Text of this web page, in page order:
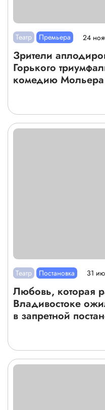
Театр Премьера 24
Зрители
Горького
комедию Мольера
Театр Постановка 31
Любовь, которая
Владивостоке
в запретной